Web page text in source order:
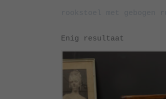
Enig resultaat